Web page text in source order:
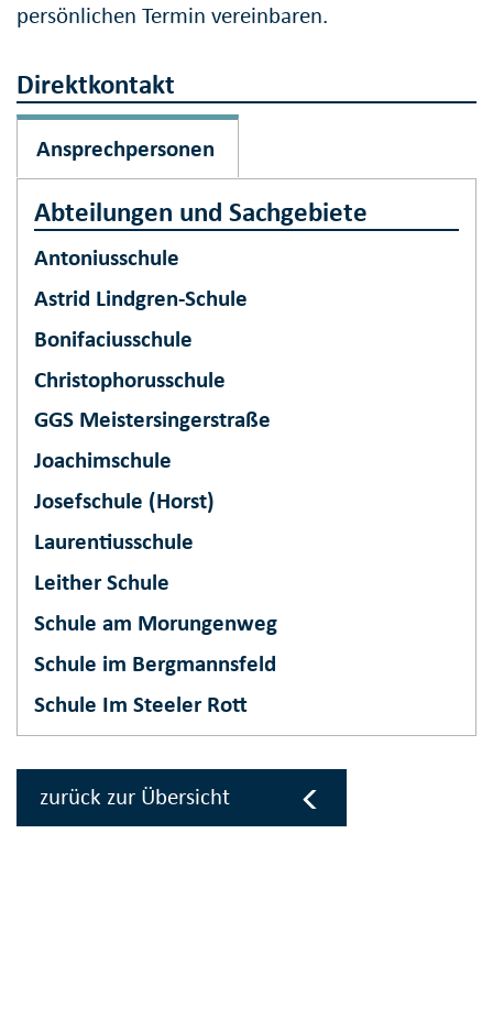
persönlichen Termin vereinbaren.
Direktkontakt
Ansprechpersonen
Abteilungen und Sachgebiete
Antoniusschule
Astrid Lindgren-Schule
Bonifaciusschule
Christophorusschule
GGS Meistersingerstraße
Joachimschule
Josefschule (Horst)
Laurentiusschule
Leither Schule
Schule am Morungenweg
Schule im Bergmannsfeld
Schule Im Steeler Rott
zurück zur Übersicht